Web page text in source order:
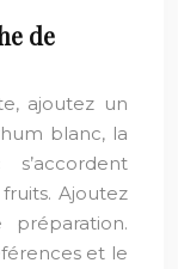
de
ajoutez un
blanc, la
Ajoutez
et le